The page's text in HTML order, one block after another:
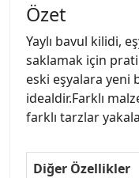
Özet
Yaylı bavul kilidi,
saklamak için
eski eşyalara yeni
idealdir.Farklı
farklı tarzlar
Diğer Özellikler